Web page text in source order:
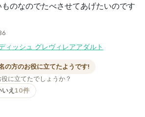
のなのでたべさせてあげたいのです
ィッシュ グレヴィレアアダルト
の方のお役に立てたようです!
に立てたでしょうか？
いえ 10件